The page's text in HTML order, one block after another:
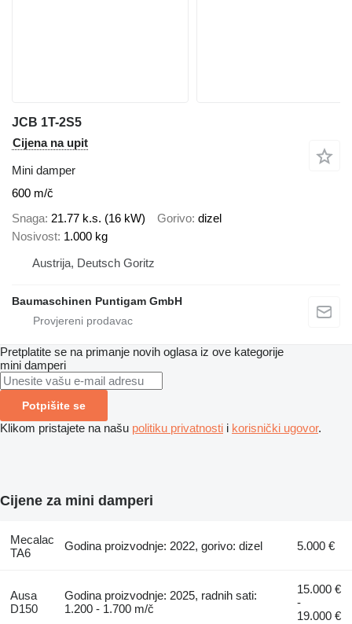
JCB 1T-2S5
Cijena na upit
Mini damper
600 m/č
Snaga 21.77 k.s. (16 kW) Gorivo dizel
Nosivost 1.000 kg
Austrija, Deutsch Goritz
Baumaschinen Puntigam GmbH
Pretplatite se na primanje novih oglasa iz ove kategorije
mini damperi
Potpišite se
Klikom pristajete na našu politiku privatnosti i korisnički ugovor.
Cijene za mini damperi
Mecalac
TA6
Godina proizvodnje: 2022, gorivo: dizel 5.000 €
Ausa
D150
Godina proizvodnje: 2025, radnih sati:
1.200 - 1.700 m/č
15.000 €
-
19.000 €